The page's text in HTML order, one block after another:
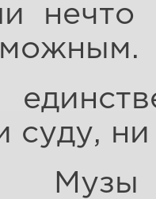
нечто
суду, ни